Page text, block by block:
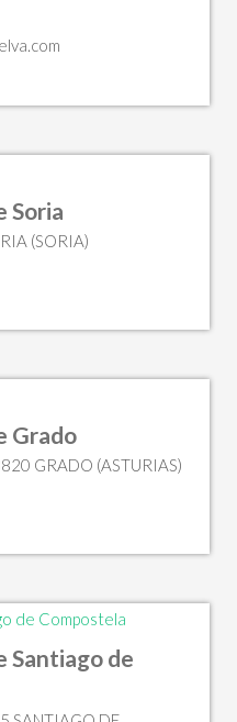
Soria
(SORIA)
Grado
GRADO (ASTURIAS)
Santiago de